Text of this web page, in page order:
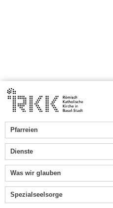
Pfarreien
Dienste
Was wir glauben
Spezialseelsorge